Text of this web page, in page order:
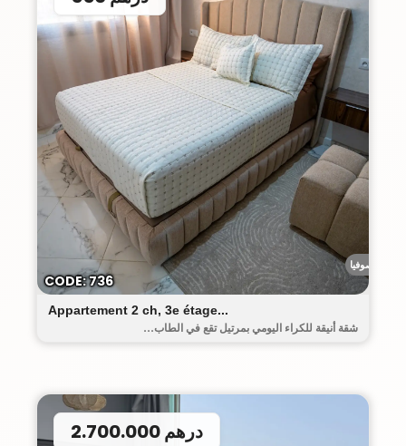
رياض صوفيا
Appartement 2 ch, 3e étage...
شقة أنيقة للكراء اليومي بمرتيل تقع في الطاب...
CODE: 736
2.700.000 درهم